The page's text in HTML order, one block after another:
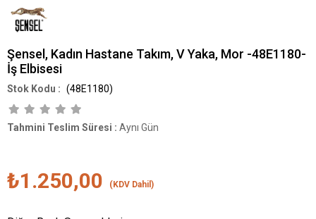
Şensel, Kadın Hastane Takım, V Yaka, Mor -48E1180-
İş Elbisesi
(48E1180)
Tahmini Teslim Süresi : Aynı Gün
₺1.250,00 (KDV Dahil)